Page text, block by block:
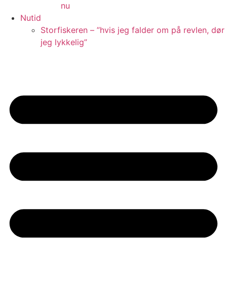
nu
Nutid
Storfiskeren – ”hvis jeg falder om på revlen, dør
jeg lykkelig”